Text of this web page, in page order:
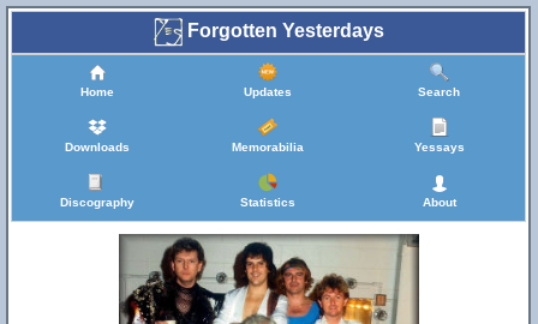
Forgotten Yesterdays
Home Updates Search
Downloads Memorabilia Yessays
Discography Statistics About